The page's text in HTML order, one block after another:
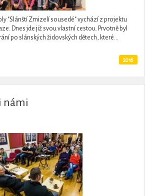
"Slánští Zmizelí sousedé" vychází z projektu
Dnes jde již svou vlastní cestou. Prvotně byl
po slánských židovských dětech, které...
2016
námi